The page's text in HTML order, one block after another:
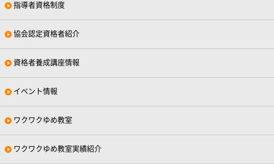
指導者資格制度
協会認定資格者紹介
資格者養成講座情報
イベント情報
ワクワクゆめ教室
ワクワクゆめ教室実績紹介